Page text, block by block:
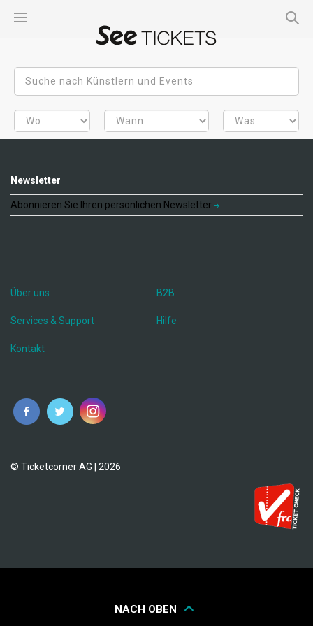
Newsletter
Abonnieren Sie Ihren persönlichen Newsletter
Über uns B2B
Services & Support Hilfe
Kontakt
© Ticketcorner AG | 2026
NACH OBEN